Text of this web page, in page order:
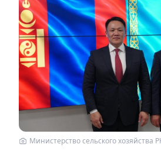
Министерство сельского хозяйства